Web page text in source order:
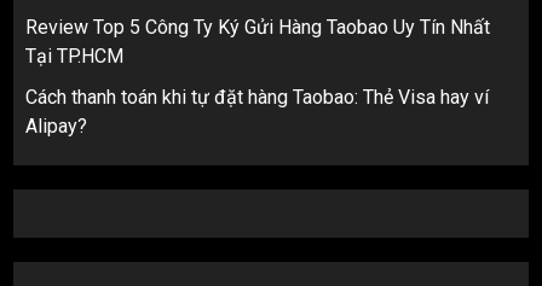
Review Top 5 Công Ty Ký Gửi Hàng Taobao Uy Tín Nhất
Tại TP.HCM
Cách thanh toán khi tự đặt hàng Taobao: Thẻ Visa hay ví
Alipay?